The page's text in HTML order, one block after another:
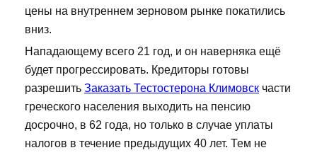
цены на внутреннем зерновом рынке покатились
вниз.
Нападающему всего 21 год, и он наверняка ещё
будет прогрессировать. Кредиторы готовы
разрешить Заказать Тестостерона Климовск части
греческого населения выходить на пенсию
досрочно, в 62 года, но только в случае уплаты
налогов в течение предыдущих 40 лет. Тем не